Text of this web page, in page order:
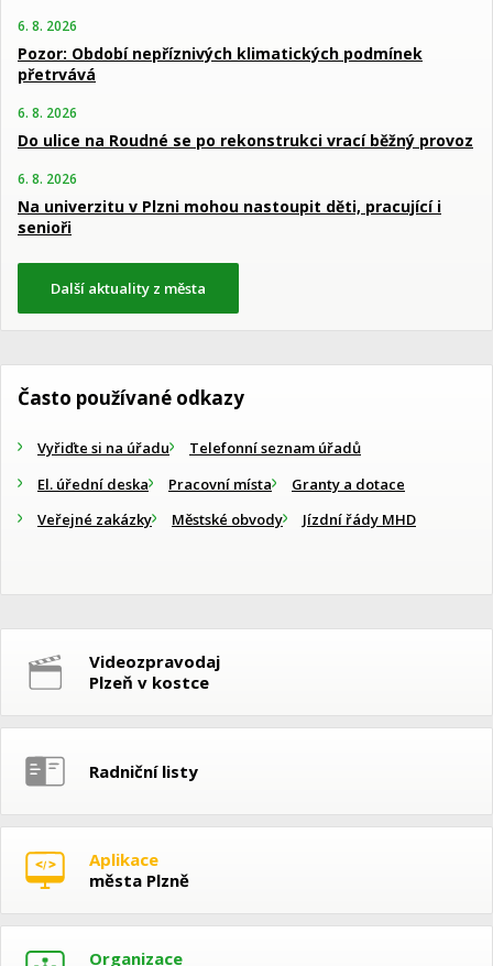
6. 8. 2026
Pozor: Období nepříznivých klimatických podmínek
přetrvává
6. 8. 2026
Do ulice na Roudné se po rekonstrukci vrací běžný provoz
6. 8. 2026
Na univerzitu v Plzni mohou nastoupit děti, pracující i
senioři
Další aktuality z města
Často používané odkazy
Vyřiďte si na úřadu
Telefonní seznam úřadů
El. úřední deska
Pracovní místa
Granty a dotace
Veřejné zakázky
Městské obvody Jízdní řády MHD
Videozpravodaj
Plzeň v kostce
Radniční listy
Aplikace
města Plzně
Organizace